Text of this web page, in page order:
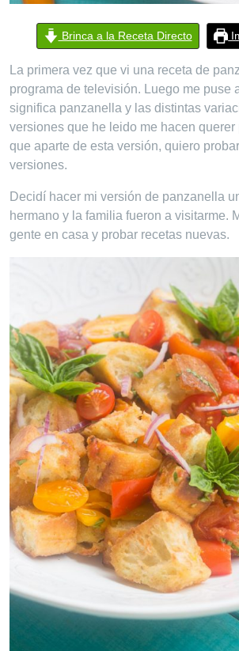
Brinca a la Receta Directo
La primera vez que vi una receta de
programa de televisión. Luego me puse
significa panzanella y las distintas
versiones que he leido me hacen querer
que aparte de esta versión, quiero
versiones.
Decidí hacer mi versión de panzanella
hermano y la familia fueron a visitarme.
gente en casa y probar recetas nuevas.